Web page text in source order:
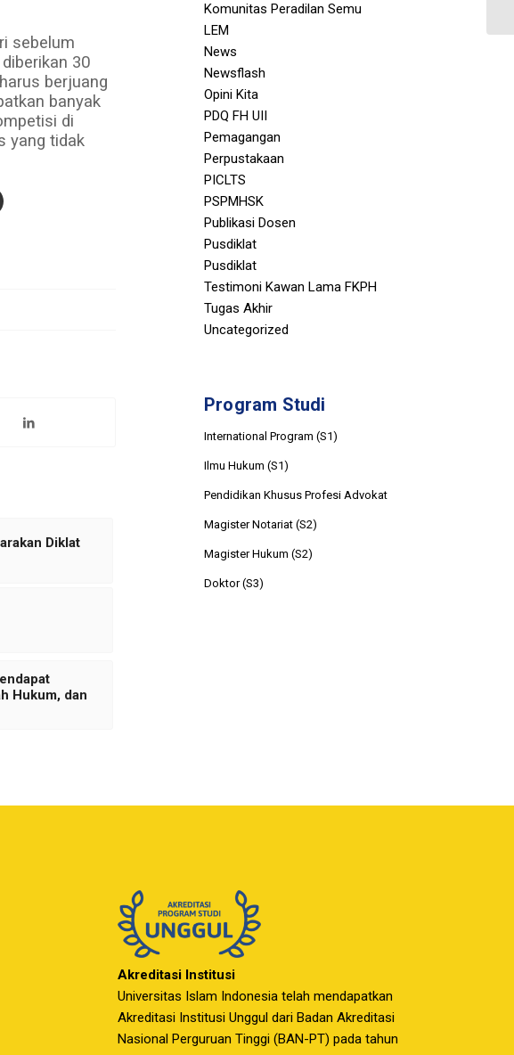
sebelum
30
berjuang
banyak
di
yang tidak
Diklat
Hukum, dan
Komunitas Peradilan Semu
LEM
News
Newsflash
Opini Kita
PDQ FH UII
Pemagangan
Perpustakaan
PICLTS
PSPMHSK
Publikasi Dosen
Pusdiklat
Pusdiklat
Testimoni Kawan Lama FKPH
Tugas Akhir
Uncategorized
Program Studi
International Program (S1)
Ilmu Hukum (S1)
Pendidikan Khusus Profesi Advokat
Magister Notariat (S2)
Magister Hukum (S2)
Doktor (S3)
Akreditasi Institusi
Universitas Islam Indonesia telah mendapatkan
Akreditasi Institusi Unggul dari Badan Akreditasi
Nasional Perguruan Tinggi (BAN-PT) pada tahun